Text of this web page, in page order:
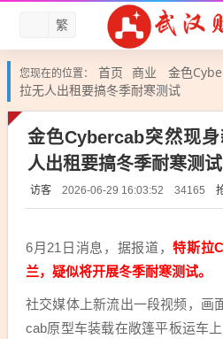
繁
您现在的位置： 首页 商业
金色
拉无人出租要搞冬季耐寒测试
金色Cybercab突然现
人出租要搞冬季耐寒测试
访客 2026-06-29 16:03:52 34165
6月21日消息，据报道，特斯拉
兰，疑似将开展冬季耐寒测试。
社交媒体上新流出一段视频，画
cab原型车装载在敞篷平板运车